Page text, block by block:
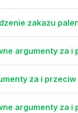
zakazu
argumenty za
za i
argumenty za